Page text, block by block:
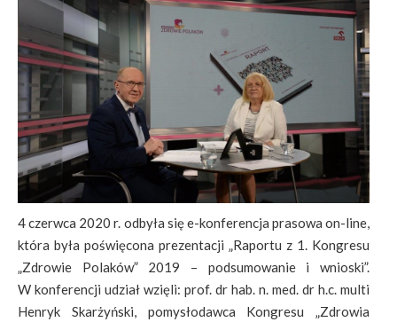
4 czerwca 2020 r. odbyła się e-konferencja prasowa on-line,
która była poświęcona prezentacji „Raportu z 1. Kongresu
„Zdrowie Polaków” 2019 – podsumowanie i wnioski”.
W konferencji udział wzięli: prof. dr hab. n. med. dr h.c. multi
Henryk Skarżyński, pomysłodawca Kongresu „Zdrowia